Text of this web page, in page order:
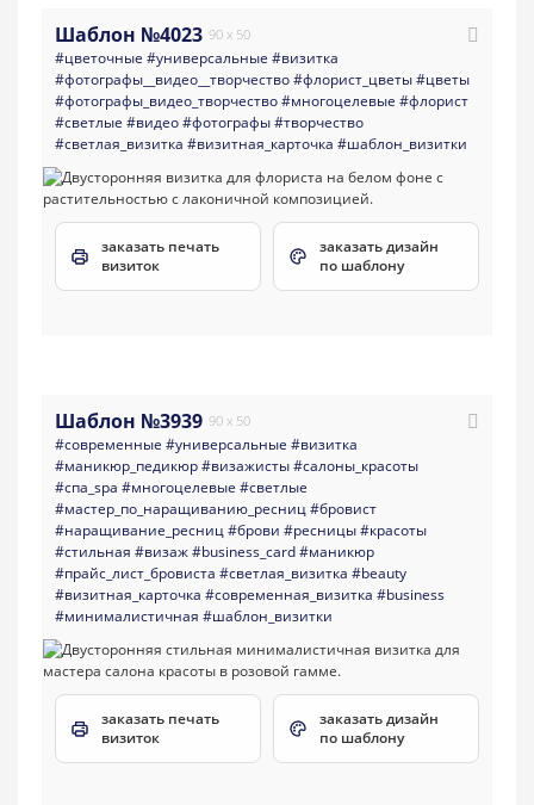
Шаблон №4023 90 x 50
#цветочные #универсальные #визитка
#фотографы__видео__творчество#флорист_цветы#цветы
#фотографы_видео_творчество#многоцелевые #флорист
#светлые #видео#фотографы#творчество
#светлая_визитка #визитная_карточка #шаблон_визитки
заказать печать
визиток
заказать дизайн
по шаблону
Шаблон №3939 90 x 50
#современные #универсальные #визитка
#маникюр_педикюр#визажисты#салоны_красоты
#спа_spa #многоцелевые #светлые
#мастер_по_наращиванию_ресниц#бровист
#наращивание_ресниц#брови #ресницы#красоты
#стильная #визаж#business_card#маникюр
#прайс_лист_бровиста #светлая_визитка #beauty
#визитная_карточка #современная_визитка #business
#минималистичная #шаблон_визитки
заказать печать
визиток
заказать дизайн
по шаблону